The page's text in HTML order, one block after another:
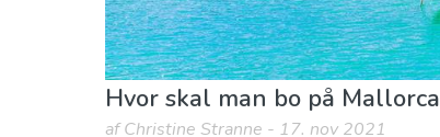
Hvor skal man bo på Mallorca
af Christine Stranne - 17. nov 2021